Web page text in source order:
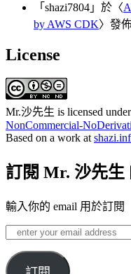
「 shazi7804 」於〈
by AWS CDK〉發
License
Mr.沙先生 is licensed
NonCommercial-
Based on a work at
訂閱 Mr. 沙先生
輸入你的 email 用於訂閱
enter
your
email
address